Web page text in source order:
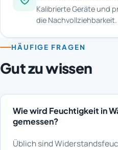
Kalibrierte Geräte und
die Nachvollziehbarkeit.
HÄUFIGE FRAGEN
Gut zu wissen
Wie wird Feuchtigkeit in
gemessen?
Üblich sind